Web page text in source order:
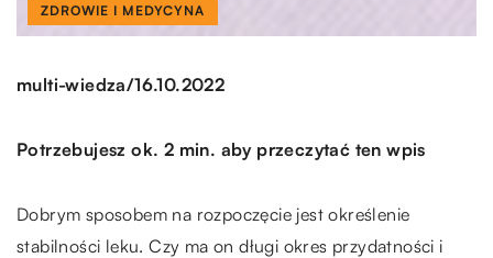
ZDROWIE I MEDYCYNA
multi-wiedza/16.10.2022
Potrzebujesz ok. 2 min. aby przeczytać ten wpis
Dobrym sposobem na rozpoczęcie jest określenie
stabilności leku. Czy ma on długi okres przydatności i